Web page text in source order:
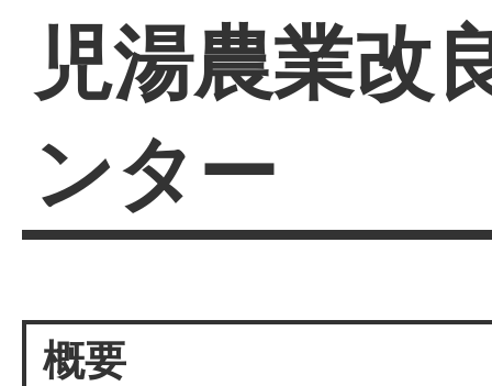
児湯農業改
ンター
概要